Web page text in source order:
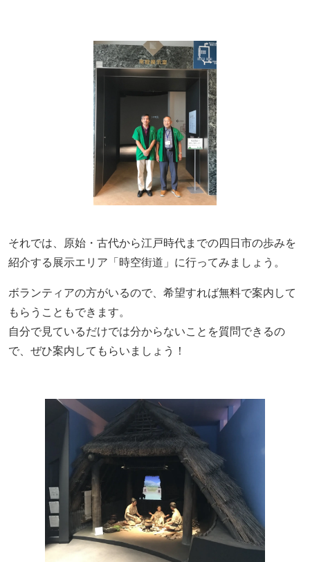
それでは、原始・古代から江戸時代までの四日市の歩みを
紹介する展示エリア「時空街道」に行ってみましょう。
ボランティアの方がいるので、希望すれば無料で案内して
もらうこともできます。
自分で見ているだけでは分からないことを質問できるの
で、ぜひ案内してもらいましょう！